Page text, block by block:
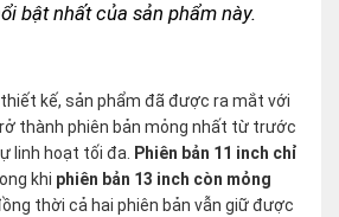
bật nhất của sản phẩm này.
thiết kế, sản phẩm đã được ra mắt với
thành phiên bản mỏng nhất từ trước
linh hoạt tối đa.
Phiên bản 11 inch chỉ
khi phiên bản 13 inch còn mỏng
thời cả hai phiên bản vẫn giữ được